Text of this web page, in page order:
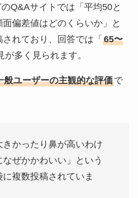
Q&Aサイトでは「平均50と
偏差値はどのくらいか」と
れており、回答では「 65〜
が多く見られます。
般ユーザーの主観的な評価で
きかったり鼻が高いわけ
ぜかかわいい」という
に複数投稿されていま